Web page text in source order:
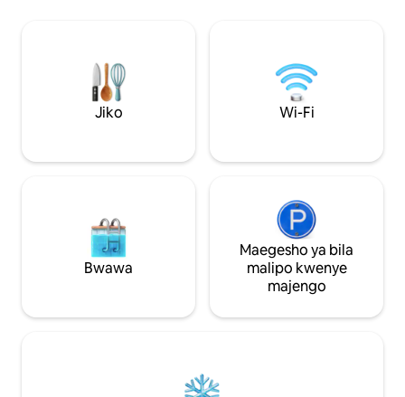
na mbuzi. Watoto wetu walioharibiwa
wote wanapenda wageni! Tunatarajia
kukukaribisha nyumbani kwetu!
nyumba ya kilabu. Chini ya maili 1 kwenda
uwanja wa ndege
Lubbock (LBB).
Jiko Wi-Fi
Bwawa
Maegesho ya bila
malipo kwenye
majengo